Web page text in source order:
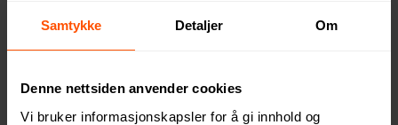
Samtykke Detaljer Om
Denne nettsiden anvender cookies
Vi bruker informasjonskapsler for å gi innhold og